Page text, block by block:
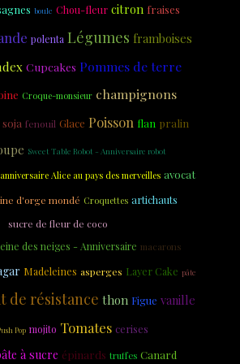
boule Chou-fleur citron fraises
polenta Légumes framboises
Cupcakes Pommes de terre
Croque-monsieur champignons
soja fenouil Glace Poisson flan pralin
Sweet Table Robot - Anniversaire robot
Alice au pays des merveilles avocat
d'orge mondé Croquettes artichauts
sucre de fleur de coco
des neiges - Anniversaire macarons
Madeleines asperges Layer Cake pâte
de résistance thon Figue vanille
Pop mojito Tomates cerises
à sucre épinards truffes Canard